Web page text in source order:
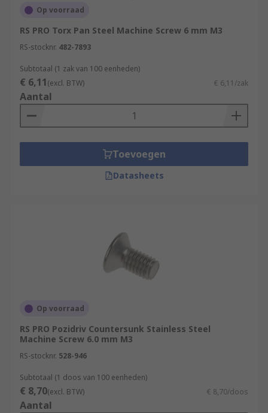
Op voorraad
RS PRO Torx Pan Steel Machine Screw 6 mm M3
RS-stocknr. 482-7893
Subtotaal (1 zak van 100 eenheden)
€ 6,11(excl. BTW) € 6,11/zak
Aantal
Toevoegen
Datasheets
Op voorraad
RS PRO Pozidriv Countersunk Stainless Steel
Machine Screw 6.0 mm M3
RS-stocknr. 528-946
Subtotaal (1 doos van 100 eenheden)
€ 8,70(excl. BTW) € 8,70/doos
Aantal